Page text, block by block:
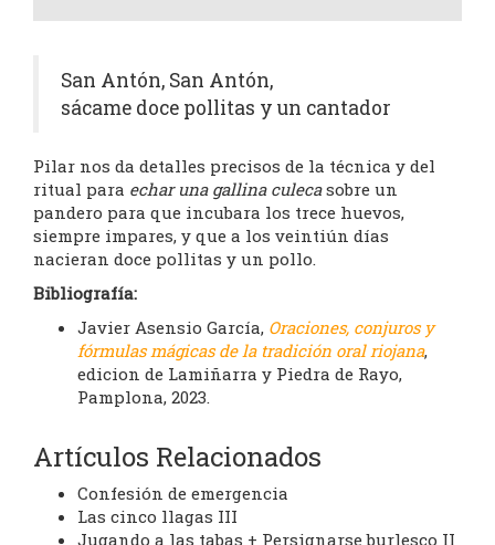
San Antón, San Antón,
sácame doce pollitas y un cantador
Pilar nos da detalles precisos de la técnica y del
ritual para echar una gallina culecasobre un
pandero para que incubara los trece huevos,
siempre impares, y que a los veintiún días
nacieran doce pollitas y un pollo.
Bibliografía:
Javier Asensio García, Oraciones, conjuros y
fórmulas mágicas de la tradición oral riojana,
edicion de Lamiñarra y Piedra de Rayo,
Pamplona, 2023.
Artículos Relacionados
Confesión de emergencia
Las cinco llagas III
Jugando a las tabas + Persignarse burlesco II